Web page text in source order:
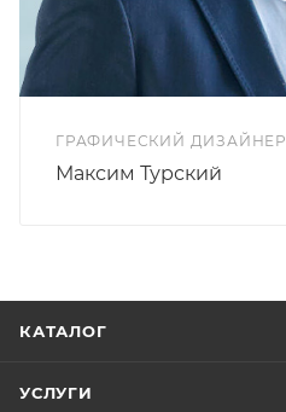
ГРАФИЧЕСКИЙ ДИЗАЙНЕР
Максим Турский
КАТАЛОГ
УСЛУГИ